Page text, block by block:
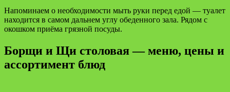
Напоминаем о необходимости мыть руки перед едой — туалет
находится в самом дальнем углу обеденного зала. Рядом с
окошком приёма грязной посуды.
Борщи и Щи столовая — меню, цены и
ассортимент блюд